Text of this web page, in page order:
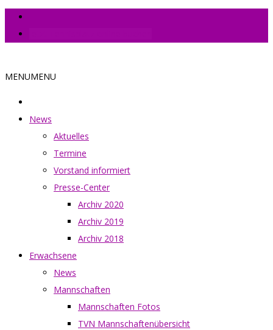
MENUMENU
News
Aktuelles
Termine
Vorstand informiert
Presse-Center
Archiv 2020
Archiv 2019
Archiv 2018
Erwachsene
News
Mannschaften
Mannschaften Fotos
TVN Mannschaftenübersicht